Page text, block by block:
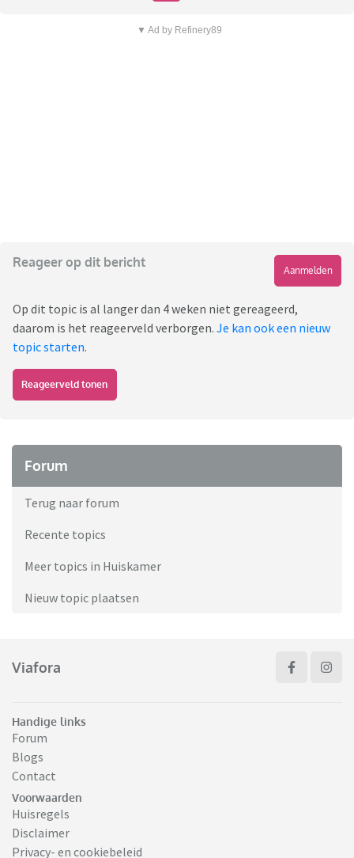
▼ Ad by Refinery89
Reageer op dit bericht
Aanmelden
Op dit topic is al langer dan 4 weken niet gereageerd,
daarom is het reageerveld verborgen. Je kan ook een nieuw
topic starten.
Reageerveld tonen
Forum
Terug naar forum
Recente topics
Meer topics in Huiskamer
Nieuw topic plaatsen
Viafora
Handige links
Forum
Blogs
Contact
Voorwaarden
Huisregels
Disclaimer
Privacy- en cookiebeleid